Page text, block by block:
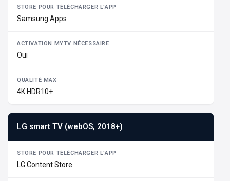
Samsung Apps
Oui
4K HDR10+
LG smart TV (webOS, 2018+)
LG Content Store